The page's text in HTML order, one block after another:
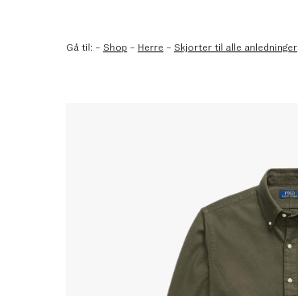
Gå til: – Shop – Herre – Skjorter til alle anledninger